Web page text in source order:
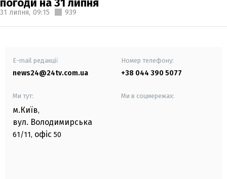
31 липня, 09:15 939
E-mail редакції
news24@24tv.com.ua
Номер телефону:
+38 044 390 5077
Ми тут:
м.Київ,
вул. Володимирська
61/11, офіс 50
Ми в соцмережах: